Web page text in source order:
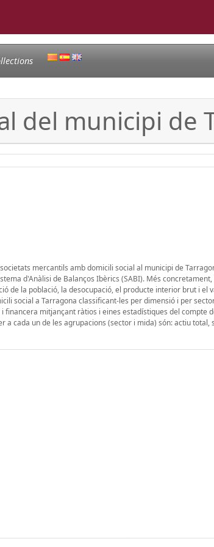
del municipi de
mercantils amb domicili social al municipi de
d'Anàlisi de Balanços Ibèrics (SABI). Més
de la població, la desocupació, el producte interior brut i el
social a Tarragona classificant-les per dimensió i per
mitjançant ràtios i eines estadístiques del compte
cada un de les agrupacions (sector i mida) són: actiu total,